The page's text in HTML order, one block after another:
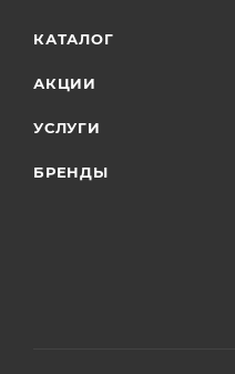
КАТАЛОГ
АКЦИИ
УСЛУГИ
БРЕНДЫ